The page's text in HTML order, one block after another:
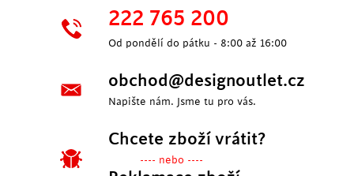
222 765 200
Od pondělí do pátku - 8:00 až 16:00
obchod@designoutlet.cz
Napište nám. Jsme tu pro vás.
Chcete zboží vrátit?
---- nebo ----